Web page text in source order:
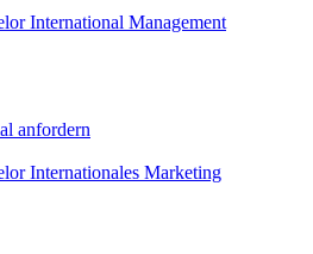
International Management
anfordern
Internationales Marketing